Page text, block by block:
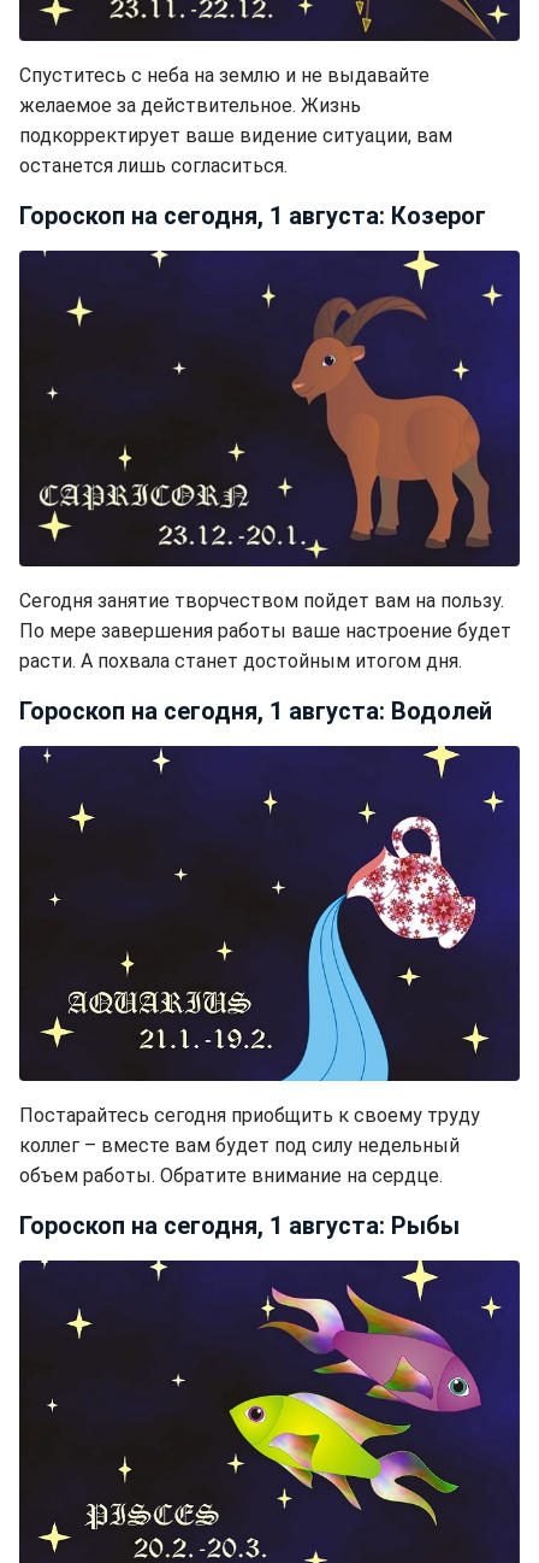
Спуститесь с неба на землю и не выдавайте
желаемое за действительное. Жизнь
подкорректирует ваше видение ситуации, вам
останется лишь согласиться.
Гороскоп на сегодня, 1 августа: Козерог
Сегодня занятие творчеством пойдет вам на пользу.
По мере завершения работы ваше настроение будет
расти. А похвала станет достойным итогом дня.
Гороскоп на сегодня, 1 августа: Водолей
Постарайтесь сегодня приобщить к своему труду
коллег – вместе вам будет под силу недельный
объем работы. Обратите внимание на сердце.
Гороскоп на сегодня, 1 августа: Рыбы